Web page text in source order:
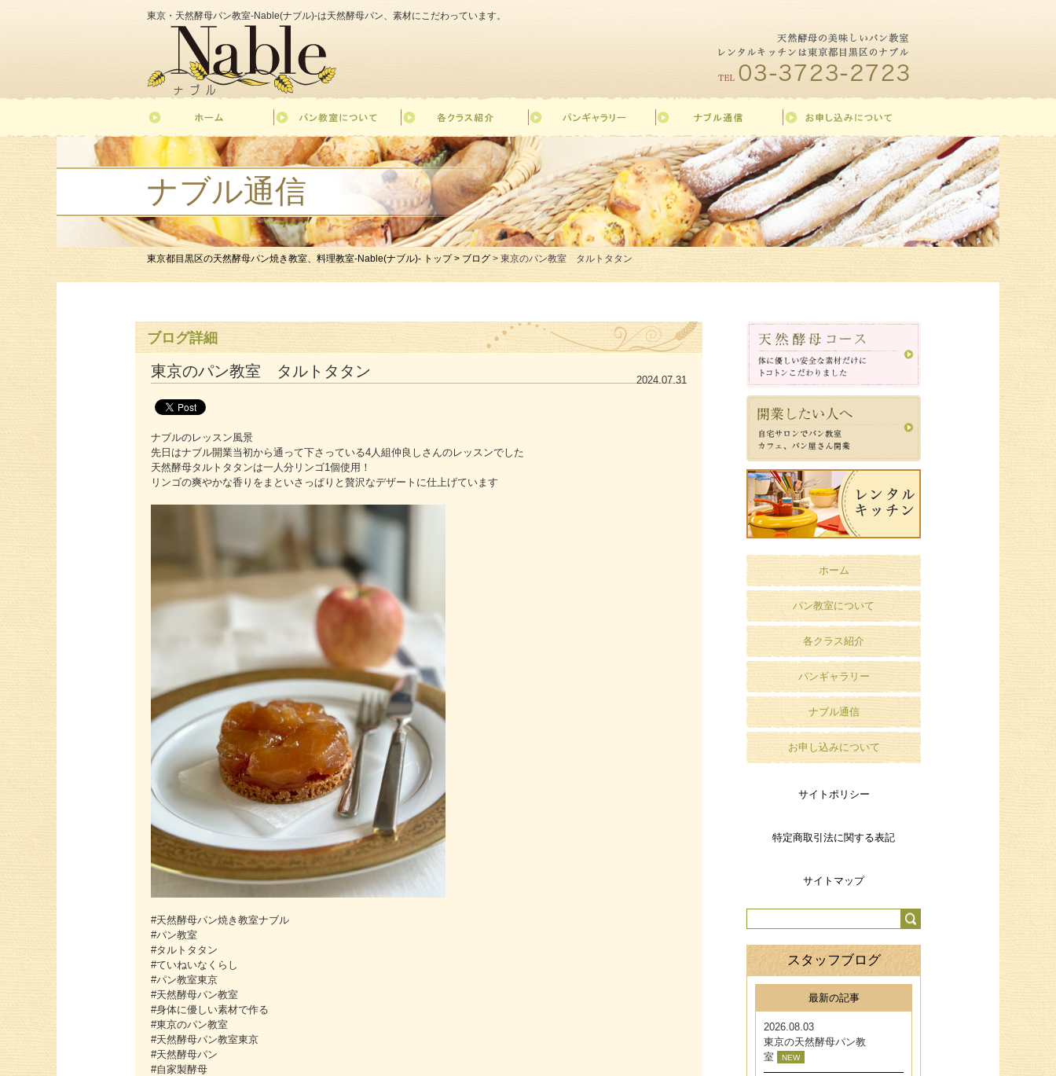
東京・天然酵母パン教室-Nable(ナブル)-は天然酵母パン、素材にこだわっています。
ナブル通信
東京都目黒区の天然酵母パン焼き教室、料理教室-Nable(ナブル)- トップ > ブログ> 東京のパン教室 タルトタタン
ブログ詳細
2024.07.31
東京のパン教室 タルトタタン
ナブルのレッスン風景
先日はナブル開業当初から通って下さっている4人組仲良しさんのレッスンでした
天然酵母タルトタタンは一人分リンゴ1個使用！
リンゴの爽やかな香りをまといさっぱりと贅沢なデザートに仕上げています
#天然酵母パン焼き教室ナブル
#パン教室
#タルトタタン
#ていねいなくらし
#パン教室東京
#天然酵母パン教室
#身体に優しい素材で作る
#東京のパン教室
#天然酵母パン教室東京
#天然酵母パン
#自家製酵母
ホーム
パン教室について
各クラス紹介
パンギャラリー
ナブル通信
お申し込みについて
サイトポリシー
特定商取引法に関する表記
サイトマップ
スタッフブログ
最新の記事
2026.08.03
東京の天然酵母パン教
室
NEW